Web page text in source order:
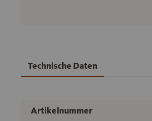
Technische Daten
Artikelnummer